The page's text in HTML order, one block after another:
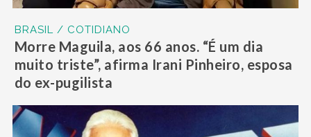
BRASIL / COTIDIANO
Morre Maguila, aos 66 anos. “É um dia
muito triste”, afirma Irani Pinheiro, esposa
do ex-pugilista